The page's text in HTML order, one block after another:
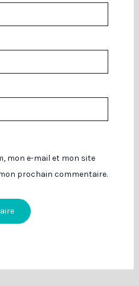
mon e-mail et mon site
prochain commentaire.